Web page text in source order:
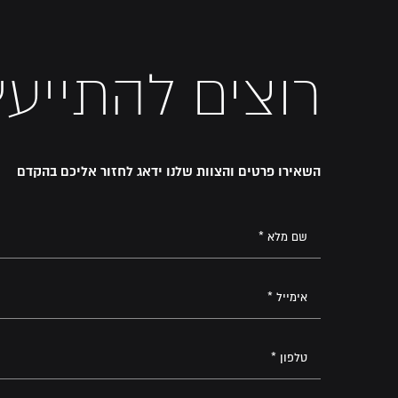
רוצים
השאירו פרטים והצוות שלנו ידאג לחזור אליכם בהקדם